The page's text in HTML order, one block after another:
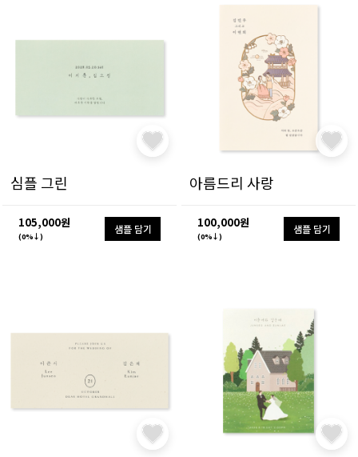
심플 그린
105,000원
(0%↓)
샘플 담기
아름드리 사랑
100,000원
(0%↓)
샘플 담기